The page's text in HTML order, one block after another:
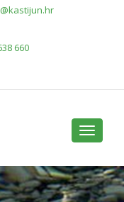
660
Toggle